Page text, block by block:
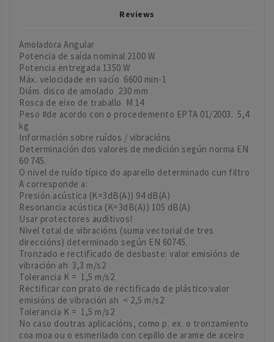
Reviews
Amoladora Angular
Potencia de saída nominal 2100 W
Potencia entregada 1350 W
Máx. velocidade en vacío 6600 min-1
Diám. disco de amolado 230 mm
Rosca de eixo de traballo M 14
Peso #de acordo con o procedemento EPTA 01/2003. 5,4
kg
Información sobre ruídos / vibracións
Determinación dos valores de medición según norma EN
60 745.
O nivel de ruído típico do aparello determinado cun filtro
A corresponde a:
Presión acústica (K=3dB(A)) 94 dB(A)
Resonancia acústica (K=3dB(A)) 105 dB(A)
Usar protectores auditivos!
Nivel total de vibracións (suma vectorial de tres
direccións) determinado según EN 60745.
Tronzado e rectificado de desbaste: valor emisións de
vibración ah 3,3 m/s2
Tolerancia K = 1,5 m/s2
Rectificar con prato de rectificado de plástico:valor
emisións de vibración ah < 2,5 m/s2
Tolerancia K = 1,5 m/s2
No caso doutras aplicacións, como p. ex. o tronzamiento
coa moa ou o esmerilado con cepillo de arame de aceiro